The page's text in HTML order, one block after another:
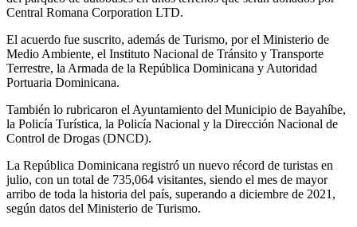
Central Romana Corporation LTD.
El acuerdo fue suscrito, además de Turismo, por el Ministerio de
Medio Ambiente, el Instituto Nacional de Tránsito y Transporte
Terrestre, la Armada de la República Dominicana y Autoridad
Portuaria Dominicana.
También lo rubricaron el Ayuntamiento del Municipio de Bayahíbe,
la Policía Turística, la Policía Nacional y la Dirección Nacional de
Control de Drogas (DNCD).
La República Dominicana registró un nuevo récord de turistas en
julio, con un total de 735,064 visitantes, siendo el mes de mayor
arribo de toda la historia del país, superando a diciembre de 2021,
según datos del Ministerio de Turismo.